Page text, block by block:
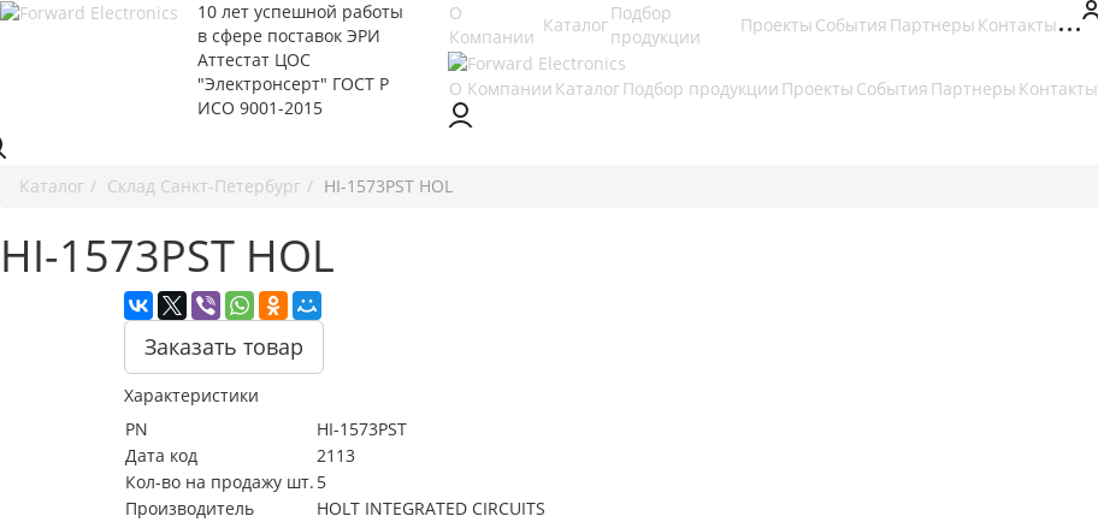
10 лет успешной работы
в сфере поставок ЭРИ
Аттестат ЦОС
"Электронсерт" ГОСТ Р
ИСО 9001-2015
О
Компании
Каталог
Подбор
продукции
Проекты События Партнеры Контакты
О Компании КаталогПодбор продукции Проекты События Партнеры Контакты
Каталог Cклад Санкт-Петербург HI-1573PST HOL
HI-1573PST HOL
Заказать товар
Характеристики
PN
HI-1573PST
Дата код
2113
Кол-во на продажу шт. 5
Производитель
HOLT INTEGRATED CIRCUITS